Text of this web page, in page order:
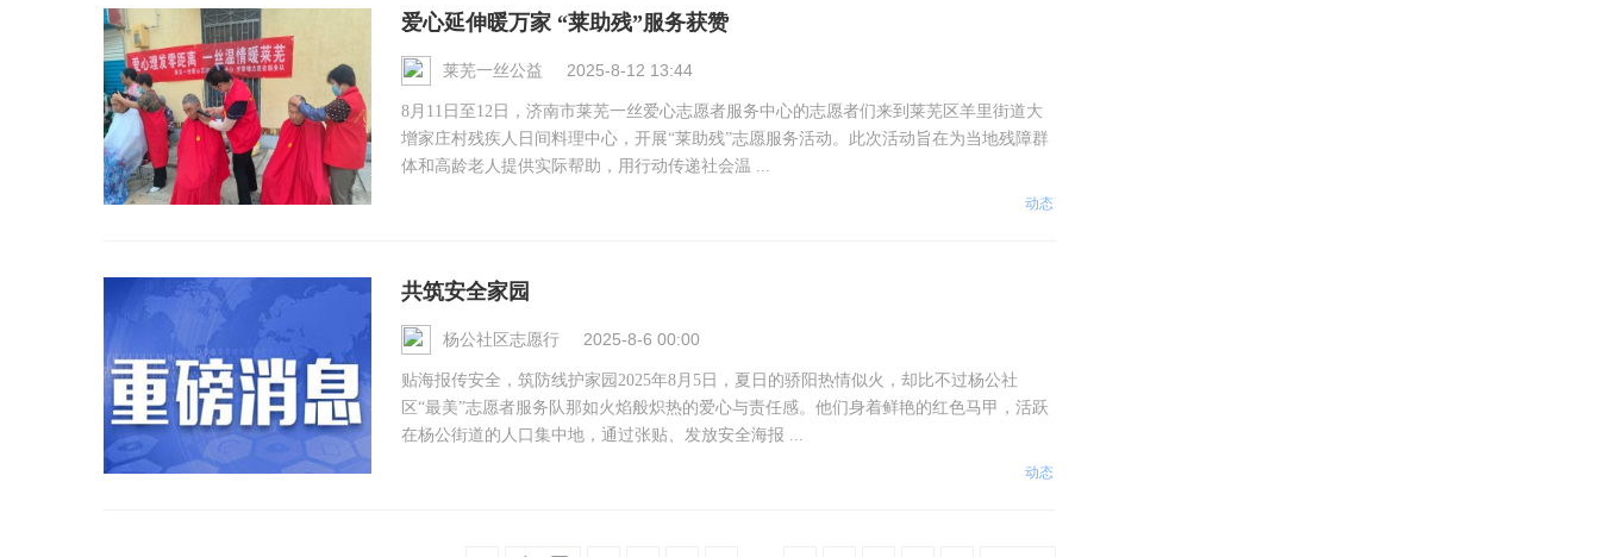
爱心延伸暖万家 “莱助残”服务获赞
莱芜一丝公益 2025-8-12 13:44
8月11日至12日，济南市莱芜一丝爱心志愿者服务中心的志愿者们来到莱芜区羊里街道大
增家庄村残疾人日间料理中心，开展“莱助残”志愿服务活动。此次活动旨在为当地残障群
体和高龄老人提供实际帮助，用行动传递社会温 ...
动态
共筑安全家园
杨公社区志愿行 2025-8-6 00:00
贴海报传安全，筑防线护家园2025年8月5日，夏日的骄阳热情似火，却比不过杨公社
区“最美”志愿者服务队那如火焰般炽热的爱心与责任感。他们身着鲜艳的红色马甲，活跃
在杨公街道的人口集中地，通过张贴、发放安全海报 ...
动态